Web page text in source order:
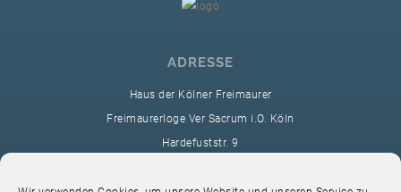
ADRESSE
Haus der Kölner Freimaurer
Freimaurerloge Ver Sacrum i.O. Köln
Hardefuststr. 9